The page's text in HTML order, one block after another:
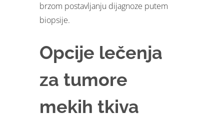
brzom postavljanju dijagnoze putem
biopsije.
Opcije lečenja
za tumore
mekih tkiva